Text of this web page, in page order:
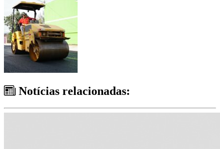
Notícias relacionadas: